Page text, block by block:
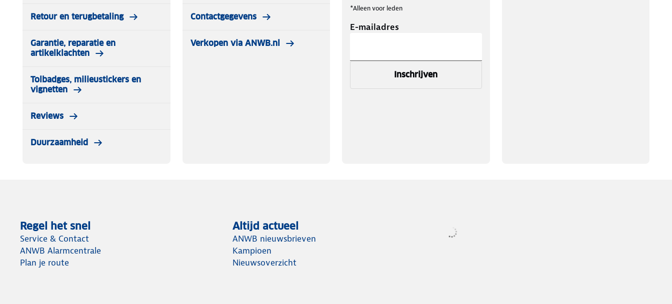
Retour en terugbetaling
Garantie, reparatie en
artikelklachten
Tolbadges, milieustickers en
vignetten
Reviews
Duurzaamheid
Contactgegevens
Verkopen via ANWB.nl
*Alleen voor leden
E-mailadres
Inschrijven
Regel het snel
Service & Contact
ANWB Alarmcentrale
Plan je route
Altijd actueel
ANWB nieuwsbrieven
Kampioen
Nieuwsoverzicht